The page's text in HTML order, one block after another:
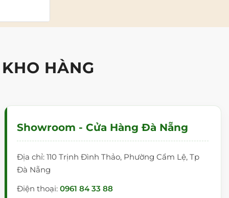
HÀNG
Showroom - Cửa Hàng Đà Nẵng
Địa chỉ: 110 Trịnh Đình Thảo, Phường Cẩm Lệ, Tp
Đà Nẵng
Điện thoại:0961 84 33 88